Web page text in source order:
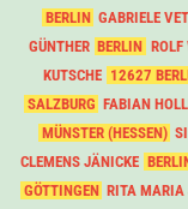
BERLIN GABRIELE
GÜNTHER BERLIN ROLF
KUTSCHE 12627
SALZBURG FABIAN
MÜNSTER (HESSEN)
CLEMENS JÄNICKE
GÖTTINGEN RITA MARIA